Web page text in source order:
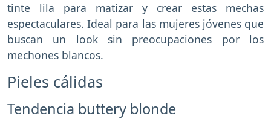
tinte lila para matizar y crear estas mechas
espectaculares. Ideal para las mujeres jóvenes que
buscan un look sin preocupaciones por los
mechones blancos.
Pieles cálidas
Tendencia buttery blonde